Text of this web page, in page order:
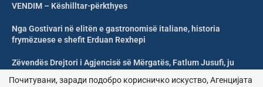
VENDIM – Këshilltar-përkthyes
Nga Gostivari në elitën e gastronomisë italiane, historia
frymëzuese e shefit Erduan Rexhepi
Zëvendës Drejtori i Agjencisë së Mërgatës, Fatlum Jusufi, ju
Почитувани, заради подобро корисничко искуство, Агенцијата